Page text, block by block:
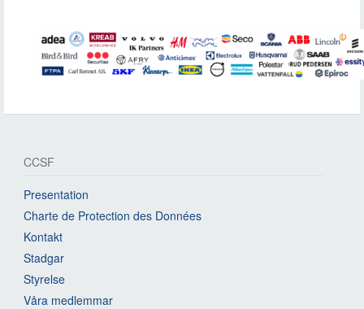
CCSF
Presentation
Charte de Protection des Données
Kontakt
Stadgar
Styrelse
Våra medlemmar